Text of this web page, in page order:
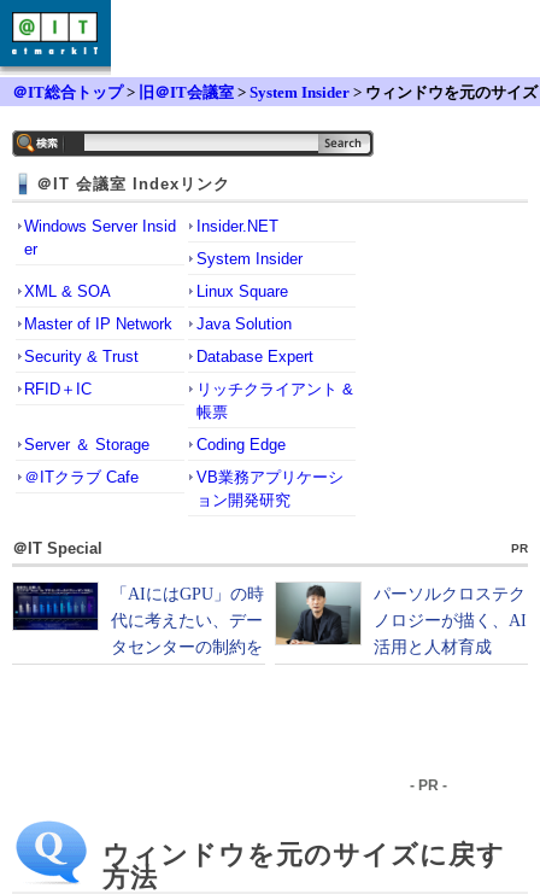
＠IT総合トップ> 旧＠IT会議室 > System Insider > ウィンドウを元のサイズ
＠IT 会議室 Indexリンク
Windows Server Insid
er
Insider.NET
System Insider
XML & SOA
Linux Square
Master of IP Network
Java Solution
Security & Trust
Database Expert
RFID＋IC
リッチクライアント &
帳票
Server ＆ Storage
Coding Edge
＠ITクラブ Cafe
VB業務アプリケーシ
ョン開発研究
＠IT Special PR
- PR -
ウィンドウを元のサイズに戻す
方法